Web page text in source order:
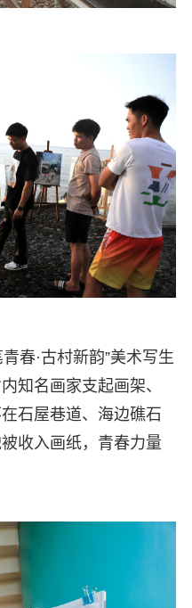
春·古村新韵”美术写生
知名画家支起画架、
石屋巷道、海边礁石
收入画纸，青春力量